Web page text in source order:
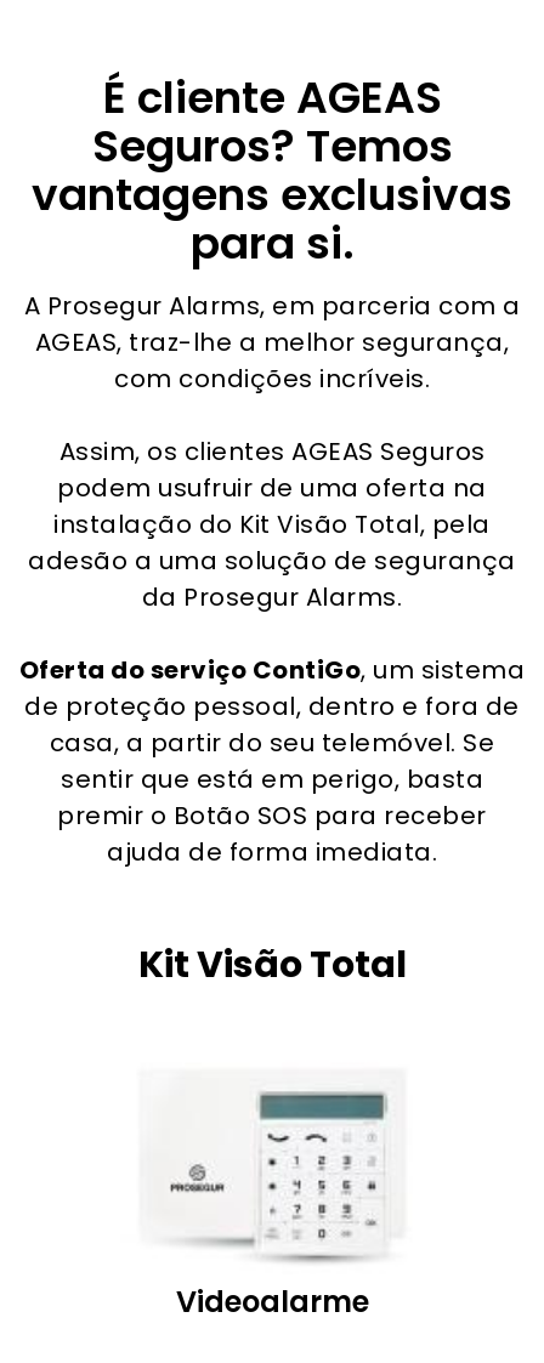
É cliente AGEAS
Seguros? Temos
vantagens exclusivas
para si.
A Prosegur Alarms, em parceria com a
AGEAS, traz-lhe a melhor segurança,
com condições incríveis.
Assim, os clientes AGEAS Seguros
podem usufruir de uma oferta na
instalação do Kit Visão Total, pela
adesão a uma solução de segurança
da Prosegur Alarms.
Oferta do serviço ContiGo, um sistema
de proteção pessoal, dentro e fora de
casa, a partir do seu telemóvel. Se
sentir que está em perigo, basta
premir o Botão SOS para receber
ajuda de forma imediata.
Kit Visão Total
Videoalarme